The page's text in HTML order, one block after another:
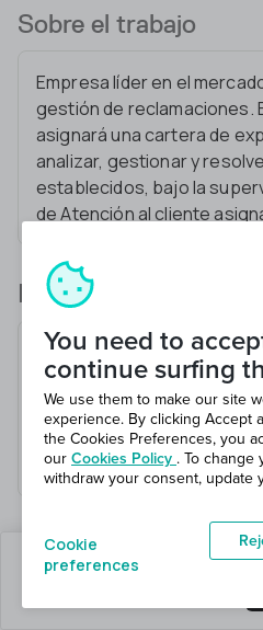
Sobre el trabajo
Empresa líder en el
gestión de reclamaciones.
asignará una cartera de
analizar, gestionar y
establecidos, bajo la
de Atención al cliente
Lo que harás
Cumplimiento en plazo y
expedientes asignados
Apoyo al equipo en el
situaciones de riesgo.
Interacción con el resto
quedan 10 puestos
You need to
continue surfing
We use them to make our site
experience. By clicking Accept
the Cookies Preferences, you
our Cookies Policy . To
withdraw your consent, update
Cookie
preferences